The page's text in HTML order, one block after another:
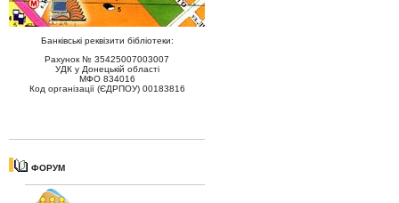
Банківські реквізити бібліотеки:
Рахунок № 35425007003007
УДК у Донецькій області
МФО 834016
Код організації (ЄДРПОУ) 00183816
ФОРУМ